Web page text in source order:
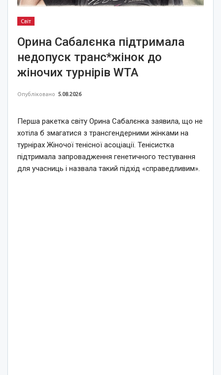
Світ
Орина Сабалєнка підтримала
недопуск транс*жінок до
жіночих турнірів WTA
Опубліковано 5.08.2026
Перша ракетка світу Орина Сабалєнка заявила, що не
хотіла б змагатися з трансгендерними жінками на
турнірах Жіночої тенісної асоціації. Тенісистка
підтримала запровадження генетичного тестування
для учасниць і назвала такий підхід «справедливим».